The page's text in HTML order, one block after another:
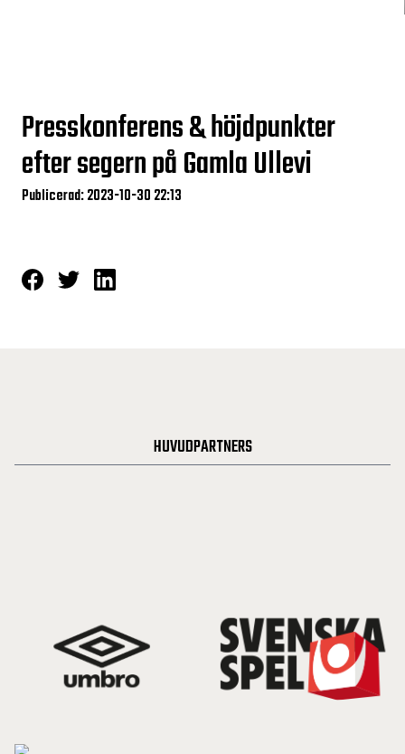
Presskonferens & höjdpunkter
efter segern på Gamla Ullevi
Publicerad: 2023-10-30 22:13
HUVUDPARTNERS